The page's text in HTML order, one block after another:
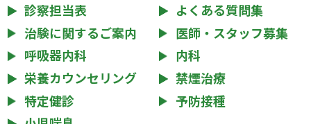
診察担当表
よくある質問集
治験に関するご案内
医師・スタッフ募集
呼吸器内科
内科
栄養カウンセリング
禁煙治療
特定健診
予防接種